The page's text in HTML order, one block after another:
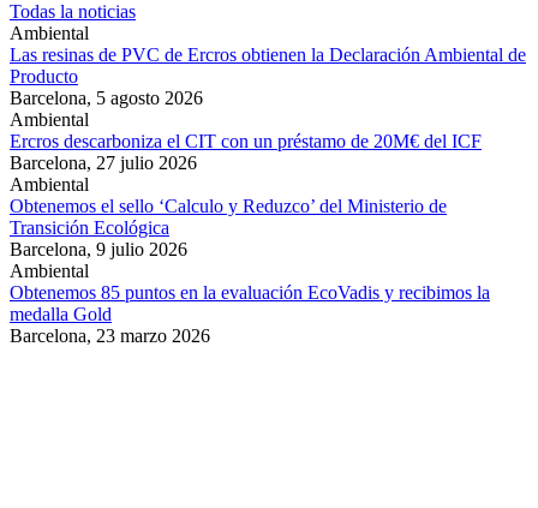
Todas la noticias
Ambiental
Las resinas de PVC de Ercros obtienen la Declaración Ambiental de
Producto
Barcelona, 5 agosto 2026
Ambiental
Ercros descarboniza el CIT con un préstamo de 20M€ del ICF
Barcelona, 27 julio 2026
Ambiental
Obtenemos el sello ‘Calculo y Reduzco’ del Ministerio de
Transición Ecológica
Barcelona, 9 julio 2026
Ambiental
Obtenemos 85 puntos en la evaluación EcoVadis y recibimos la
medalla Gold
Barcelona, 23 marzo 2026